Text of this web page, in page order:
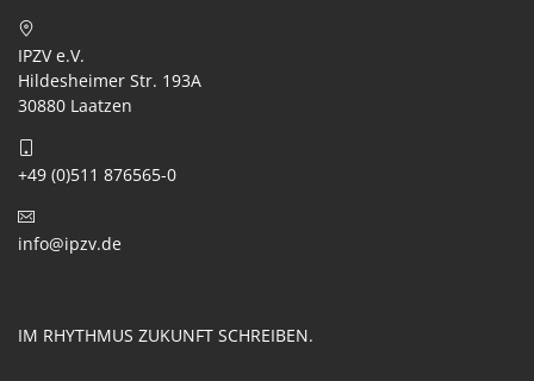
IPZV e.V.
Hildesheimer Str. 193A
30880 Laatzen
+49 (0)511 876565-0
info@ipzv.de
IM RHYTHMUS ZUKUNFT SCHREIBEN.